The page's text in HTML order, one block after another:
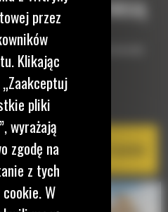
UZUPEŁNIĄ TWOJĄ
do uzupełnienia maszyny
PL161 Attachment Locator
przez
Klikając
pliki
wyrażają
zgodę na
z tych
W